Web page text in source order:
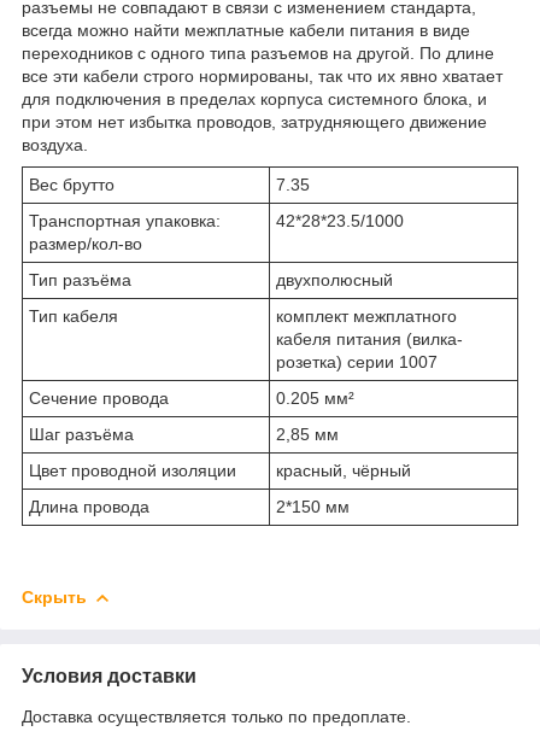
разъемы не совпадают в связи с изменением стандарта,
всегда можно найти межплатные кабели питания в виде
переходников с одного типа разъемов на другой. По длине
все эти кабели строго нормированы, так что их явно хватает
для подключения в пределах корпуса системного блока, и
при этом нет избытка проводов, затрудняющего движение
воздуха.
Вес брутто
7.35
Транспортная упаковка:
размер/кол-во
42*28*23.5/1000
Тип разъёма
двухполюсный
Тип кабеля
комплект межплатного
кабеля питания (вилка-
розетка) серии 1007
Сечение провода
0.205 мм²
Шаг разъёма
2,85 мм
Цвет проводной изоляции
красный, чёрный
Длина провода
2*150 мм
Скрыть
Условия доставки
Доставка осуществляется только по предоплате.